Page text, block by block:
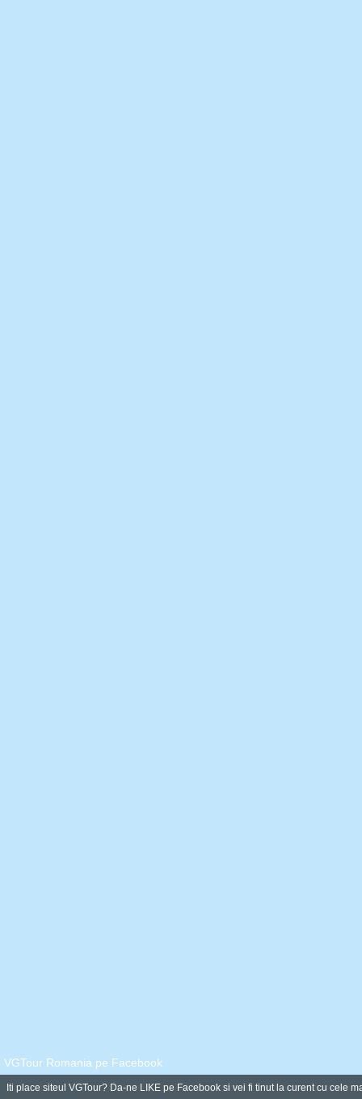
VGTour Romania pe Facebook
Iti place siteul VGTour? Da-ne LIKE pe Facebook si vei fi tinut la curent cu cele